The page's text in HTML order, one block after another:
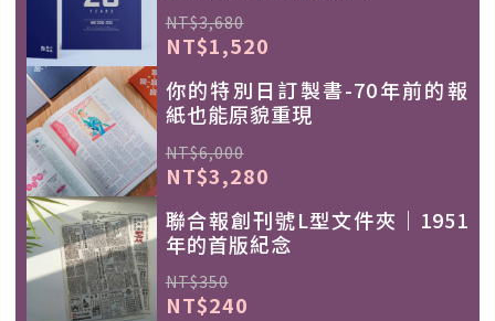
NT$3,680
NT$1,520
你的特別日訂製書-70年前的報
紙也能原貌重現
NT$6,000
NT$3,280
聯合報創刊號L型文件夾｜1951
年的首版紀念
NT$350
NT$240